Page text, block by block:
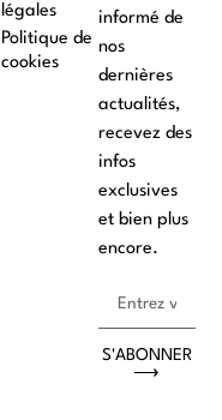
légales
Politique de
cookies
informé de
nos
dernières
actualités,
recevez des
infos
exclusives
et bien plus
encore.
S'ABONNER
⟶